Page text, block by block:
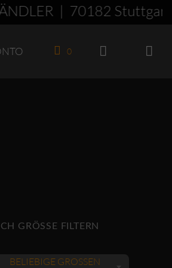
| 70182
0
GRÖSSE FILTERN
BELIEBIGE GRÖSSEN